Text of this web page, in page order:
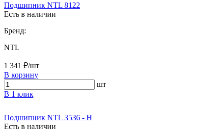
Подшипник NTL 8122
Есть в наличии
Бренд:
NTL
1 341 ₽/шт
В корзину
шт
В 1 клик
Подшипник NTL 3536 - H
Есть в наличии